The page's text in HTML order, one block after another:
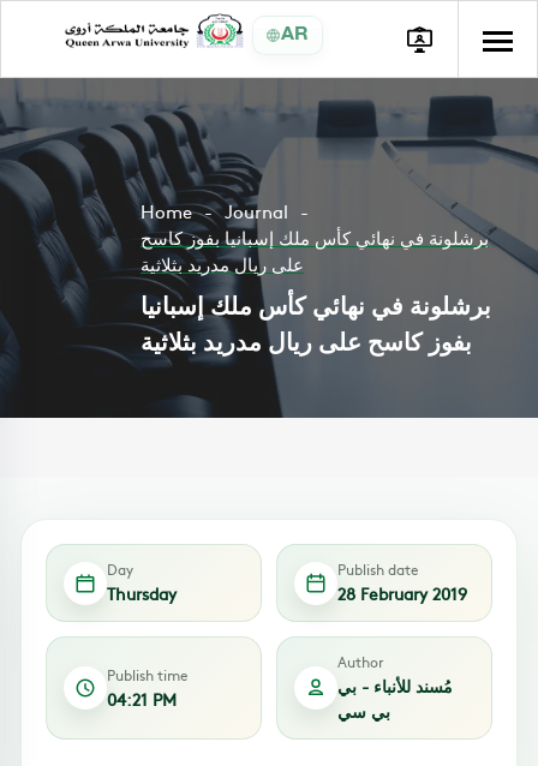
AR
Home
Journal
برشلونة في نهائي كأس ملك إسبانيا بفوز كاسح
على ريال مدريد بثلاثية
برشلونة في نهائي كأس ملك إسبانيا
بفوز كاسح على ريال مدريد بثلاثية
Day
Thursday
Publish date
28 February 2019
Publish time
04:21 PM
Author
مُسند للأنباء - بي
بي سي